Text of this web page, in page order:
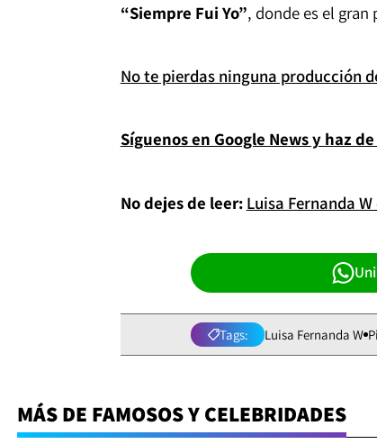
“Siempre Fui Yo”, donde es el
No te pierdas ninguna producción
Síguenos en Google News y haz
No dejes de leer: Luisa Fernanda
Tags: Luisa Fernanda W
MÁS DE FAMOSOS Y CELEBRIDADES